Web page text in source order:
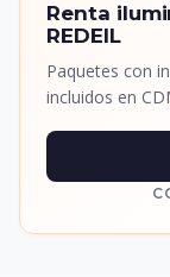
Renta
REDEIL
Paquetes con
incluidos en